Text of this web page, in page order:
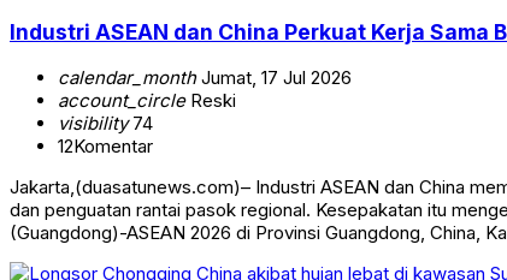
Industri ASEAN dan China Perkuat Kerja Sama
calendar_monthJumat, 17 Jul 2026
account_circleReski
visibility74
12Komentar
Jakarta,(duasatunews.com)– Industri ASEAN dan China
dan penguatan rantai pasok regional. Kesepakatan itu
(Guangdong)-ASEAN 2026 di Provinsi Guangdong, China,